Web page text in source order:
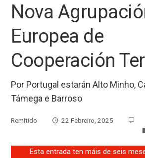
Nova
Europea de
Cooperación
Por Portugal estarán Alto Minho,
Támega e Barroso
Remitido
22 Febreiro, 2025
Esta entrada ten máis de seis